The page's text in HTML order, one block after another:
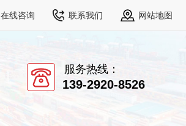
在线咨询 联系我们 网站地图
服务热线：
139-2920-8526